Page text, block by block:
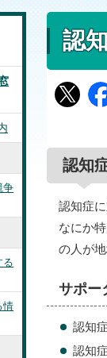
認
認知
認知症
なにか
の人が
サポー
認知
認知
争
る
情